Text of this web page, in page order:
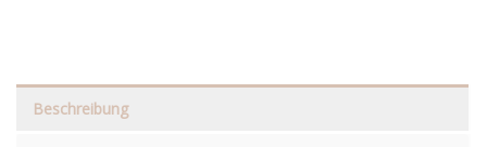
Beschreibung